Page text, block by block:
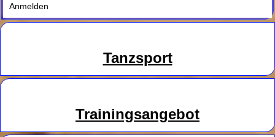
Anmelden
Tanzsport
Trainingsangebot